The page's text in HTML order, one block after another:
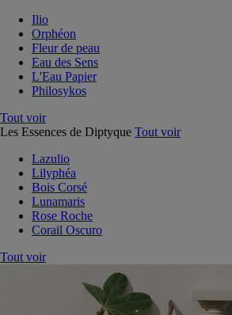
Ilio
Orphéon
Fleur de peau
Eau des Sens
L'Eau Papier
Philosykos
Tout voir
Les Essences de Diptyque Tout voir
Lazulio
Lilyphéa
Bois Corsé
Lunamaris
Rose Roche
Corail Oscuro
Tout voir